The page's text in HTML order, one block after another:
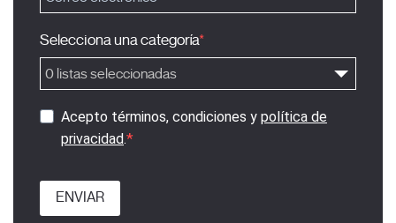
Selecciona una categoría
0 listas seleccionadas
Acepto términos, condiciones y política de
privacidad.
ENVIAR